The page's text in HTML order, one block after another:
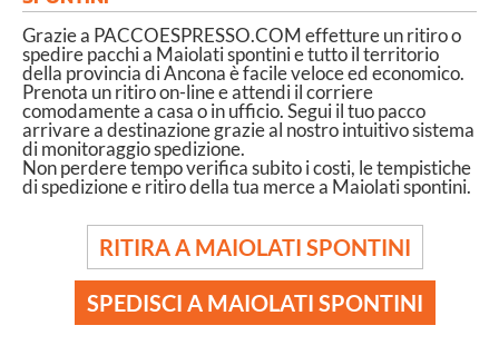
Grazie a PACCOESPRESSO.COM effetture un ritiro o
spedire pacchi a Maiolati spontini e tutto il territorio
della provincia di Ancona è facile veloce ed economico.
Prenota un ritiro on-line e attendi il corriere
comodamente a casa o in ufficio. Segui il tuo pacco
arrivare a destinazione grazie al nostro intuitivo sistema
di monitoraggio spedizione.
Non perdere tempo verifica subito i costi, le tempistiche
di spedizione e ritiro della tua merce a Maiolati spontini.
RITIRA A MAIOLATI SPONTINI
SPEDISCI A MAIOLATI SPONTINI